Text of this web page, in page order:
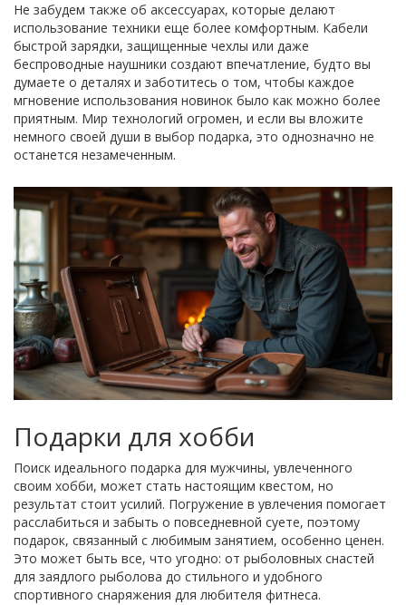
Не забудем также об аксессуарах, которые делают
использование техники еще более комфортным. Кабели
быстрой зарядки, защищенные чехлы или даже
беспроводные наушники создают впечатление, будто вы
думаете о деталях и заботитесь о том, чтобы каждое
мгновение использования новинок было как можно более
приятным. Мир технологий огромен, и если вы вложите
немного своей души в выбор подарка, это однозначно не
останется незамеченным.
Подарки для хобби
Поиск идеального подарка для мужчины, увлеченного
своим хобби, может стать настоящим квестом, но
результат стоит усилий. Погружение в увлечения помогает
расслабиться и забыть о повседневной суете, поэтому
подарок, связанный с любимым занятием, особенно ценен.
Это может быть все, что угодно: от рыболовных снастей
для заядлого рыболова до стильного и удобного
спортивного снаряжения для любителя фитнеса.